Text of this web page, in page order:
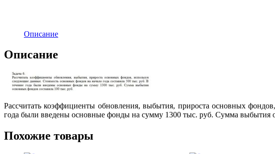
Описание
Описание
Рассчитать коэффициенты обновления, выбытия, прироста основных
года были введены основные фонды на сумму 1300 тыс. руб. Сумма выбытия
Похожие товары